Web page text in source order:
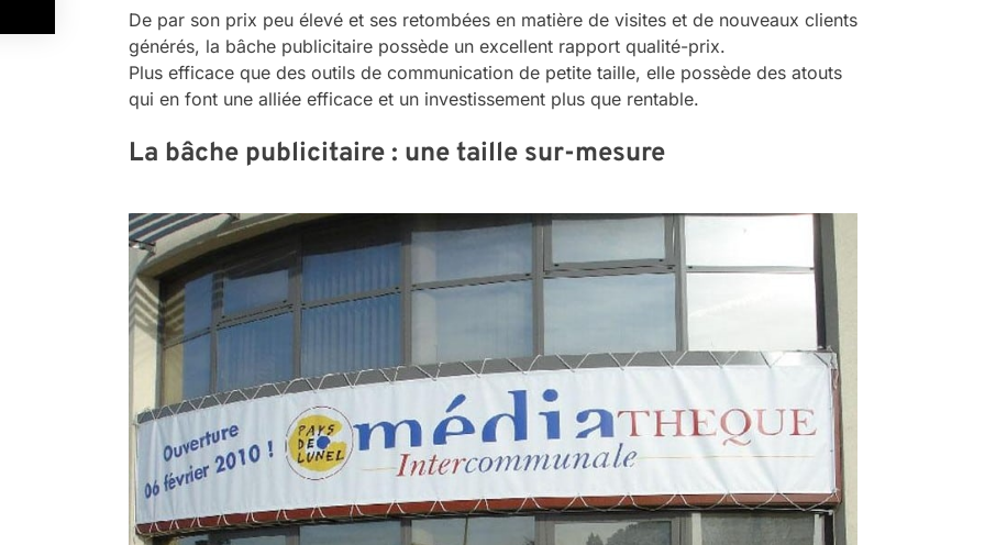
De par son prix peu élevé et ses retombées en matière de visites et de nouveaux clients
générés, la bâche publicitaire possède un excellent rapport qualité-prix.
Plus efficace que des outils de communication de petite taille, elle possède des atouts
qui en font une alliée efficace et un investissement plus que rentable.
La bâche publicitaire : une taille sur-mesure